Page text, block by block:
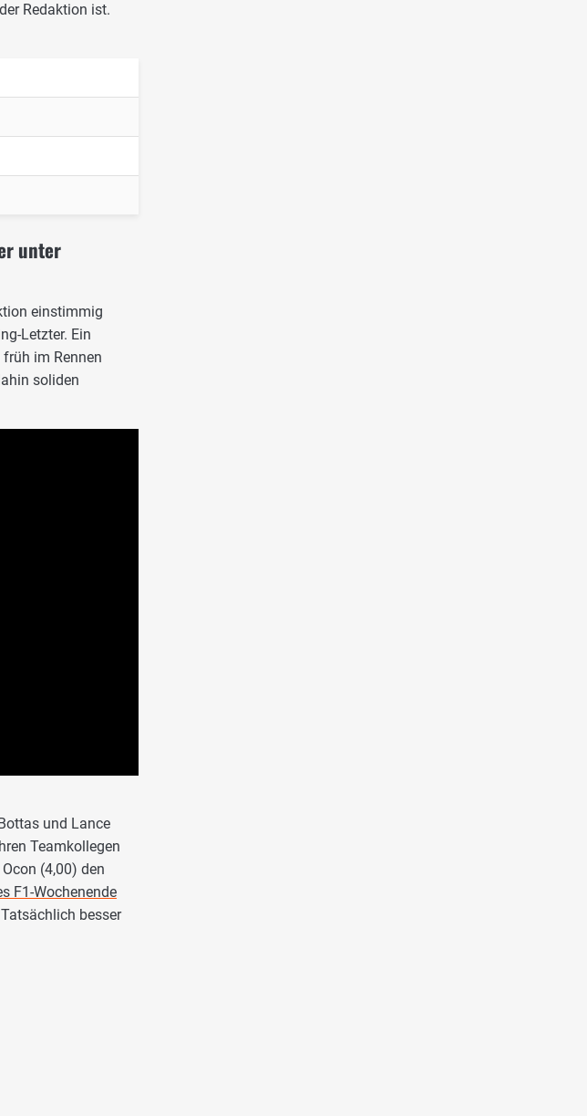
Redaktion ist.
unter
einstimmig
Letzter. Ein
im Rennen
soliden
und Lance
Teamkollegen
(4,00) den
F1-Wochenende
besser